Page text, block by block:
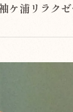
浦リラク